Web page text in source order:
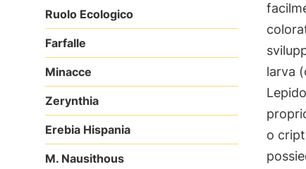
Ruolo Ecologico
Farfalle
Minacce
Zerynthia
Erebia Hispania
M. Nausithous
larva
o